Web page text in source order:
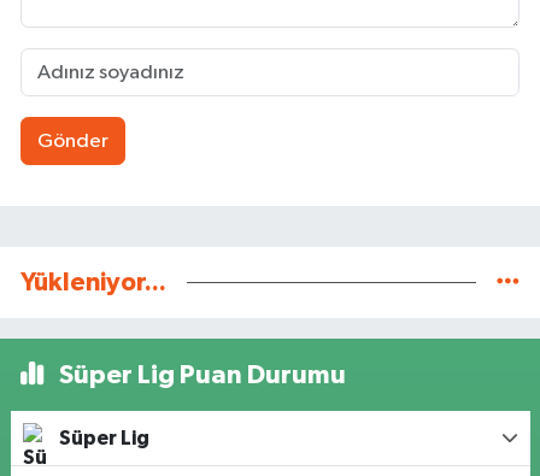
Gönder
Yükleniyor...
Süper Lig Puan Durumu
Süper Lig